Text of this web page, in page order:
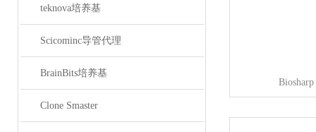
teknova培养基
Scicominc导管代理
BrainBits培养基
Clone Smaster